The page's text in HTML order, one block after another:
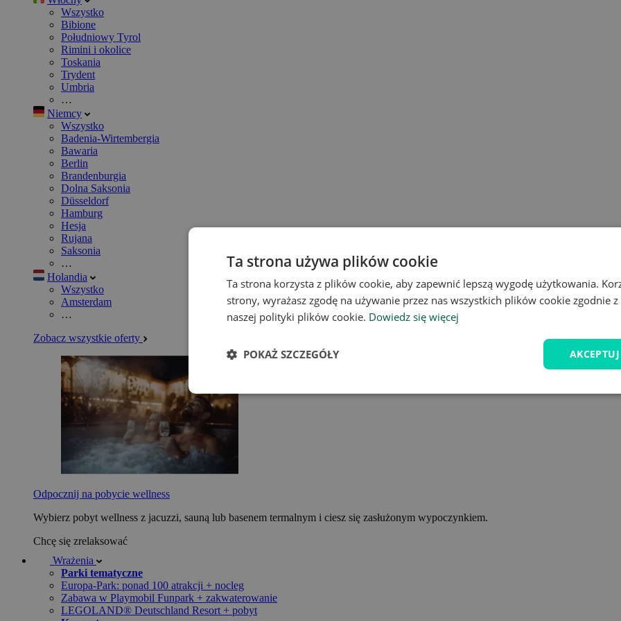
Wszystko
Bibione
Południowy Tyrol
Rimini i okolice
Toskania
Trydent
Umbria
…
Niemcy
Wszystko
Badenia-Wirtembergia
Bawaria
Berlin
Brandenburgia
Dolna Saksonia
Düsseldorf
Hamburg
Hesja
Rujana
Saksonia
…
Holandia
Wszystko
Amsterdam
…
Zobacz wszystkie oferty
Odpocznij na pobycie wellness
Wybierz pobyt wellness z jacuzzi, sauną lub basenem termalnym i ciesz się zasłużonym wypoczynkiem.
Chcę się zrelaksować
Wrażenia
Parki tematyczne
Europa-Park: ponad 100 atrakcji + nocleg
Zabawa w Playmobil Funpark + zakwaterowanie
LEGOLAND® Deutschland Resort + pobyt
Ta strona używa plików cookie
Ta strona korzysta z plików cookie, aby zapewnić lepszą wygodę użytkowania.
strony, wyrażasz zgodę na używanie przez nas wszystkich plików cookie zgodnie
naszej polityki plików cookie. Dowiedz się więcej
POKAŻ SZCZEGÓŁY